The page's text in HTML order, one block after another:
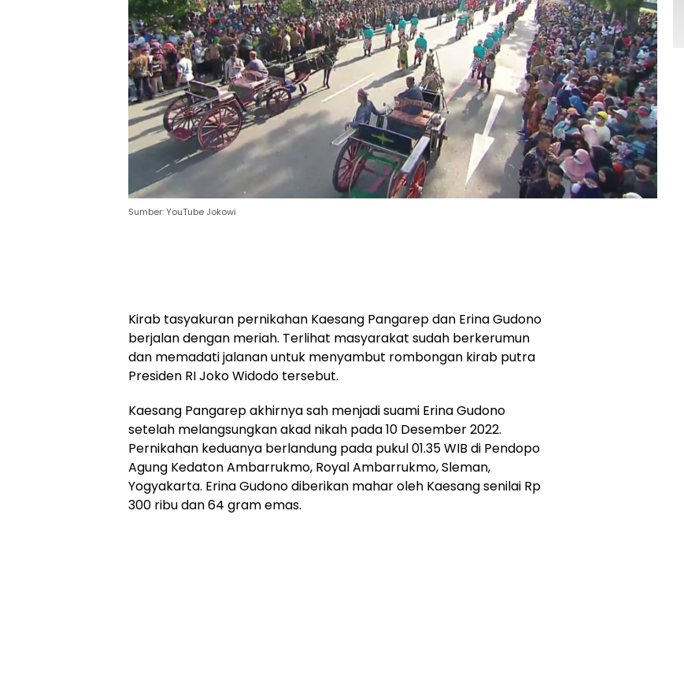
Sumber: YouTube Jokowi
Kirab tasyakuran pernikahan Kaesang Pangarep dan Erina Gudono
berjalan dengan meriah. Terlihat masyarakat sudah berkerumun
dan memadati jalanan untuk menyambut rombongan kirab putra
Presiden RI Joko Widodo tersebut.
Kaesang Pangarep akhirnya sah menjadi suami Erina Gudono
setelah melangsungkan akad nikah pada 10 Desember 2022.
Pernikahan keduanya berlandung pada pukul 01.35 WIB di Pendopo
Agung Kedaton Ambarrukmo, Royal Ambarrukmo, Sleman,
Yogyakarta. Erina Gudono diberikan mahar oleh Kaesang senilai Rp
300 ribu dan 64 gram emas.